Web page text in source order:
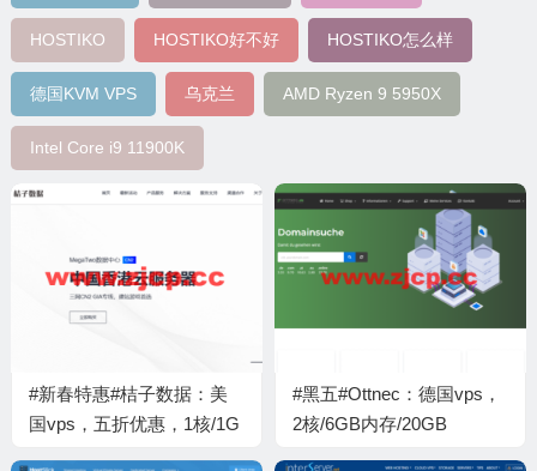
HOSTIKO HOSTIKO好不好 HOSTIKO怎么样
德国KVM VPS 乌克兰 AMD Ryzen 9 5950X
Intel Core i9 11900K
#新春特惠#桔子数据：美
国vps，五折优惠，1核/1G
#黑五#Ottnec：德国vps，
2核/6GB内存/20GB